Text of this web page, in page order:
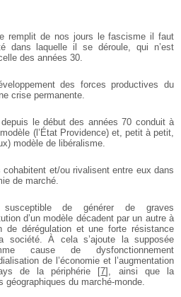
remplit de nos jours le fascisme il faut
dans laquelle il se déroule, qui n’est
des années 30.
des forces productives du
crise permanente.
le début des années 70 conduit à
(l’État Providence) et, petit à petit,
modèle de libéralisme.
et/ou rivalisent entre eux dans
de marché.
de générer de graves
d’un modèle décadent par un autre à
de dérégulation et une forte résistance
société. À cela s’ajoute la supposée
cause de dysfonctionnement
de l’économie et l’augmentation
de la périphérie [7] , ainsi que la
du marché-monde.